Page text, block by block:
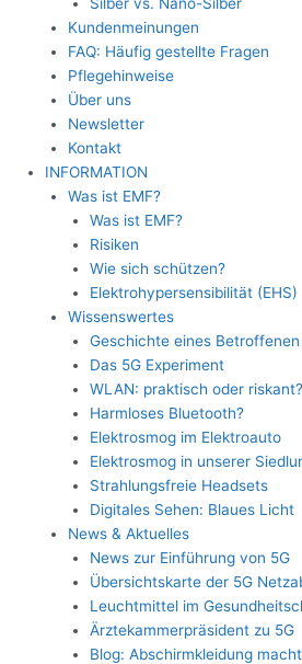
Kundenmeinungen
FAQ: Häufig gestellte Fragen
Pflegehinweise
Über uns
Newsletter
Kontakt
INFORMATION
Was ist EMF?
Was ist EMF?
Risiken
Wie sich schützen?
Elektrohypersensibilität (EHS)
Wissenswertes
Geschichte eines Betroffenen
Das 5G Experiment
WLAN: praktisch oder riskant?
Harmloses Bluetooth?
Elektrosmog im Elektroauto
Elektrosmog in unserer
Strahlungsfreie Headsets
Digitales Sehen: Blaues Licht
News & Aktuelles
News zur Einführung von 5G
Übersichtskarte der 5G
Leuchtmittel im
Ärztekammerpräsident zu 5G
Blog: Abschirmkleidung